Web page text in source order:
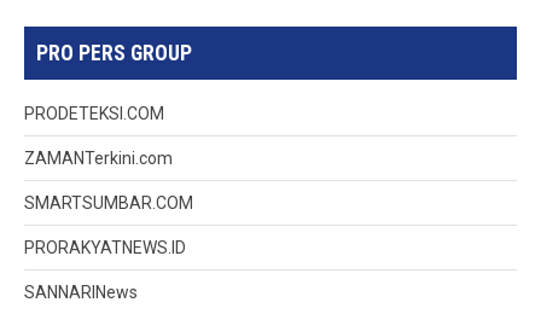
PRO PERS GROUP
PRODETEKSI.COM
ZAMANTerkini.com
SMARTSUMBAR.COM
PRORAKYATNEWS.ID
SANNARINews